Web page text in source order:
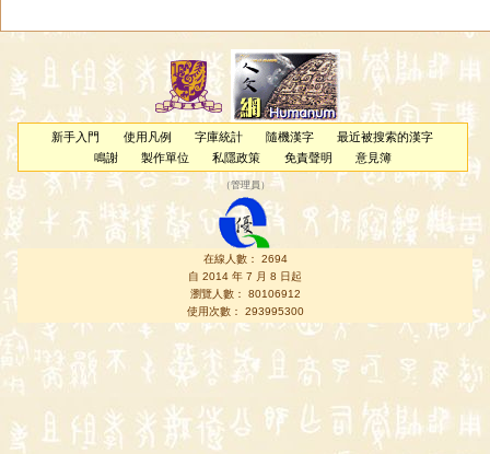
新手入門 使用凡例 字庫統計 隨機漢字
最近被搜索的漢字
鳴謝
製作單位 私隱政策 免責聲明 意見簿
（管理員 ）
在線人數： 2694
自 2014 年 7 月 8 日起
瀏覽人數： 80106912
使用次數： 293995300